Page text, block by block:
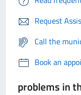
Request
Call the
Book an
problems in